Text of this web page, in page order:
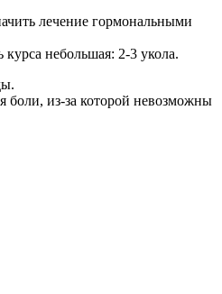
лечение гормональными
небольшая: 2-3 укола.
боли, из-за которой невозможны